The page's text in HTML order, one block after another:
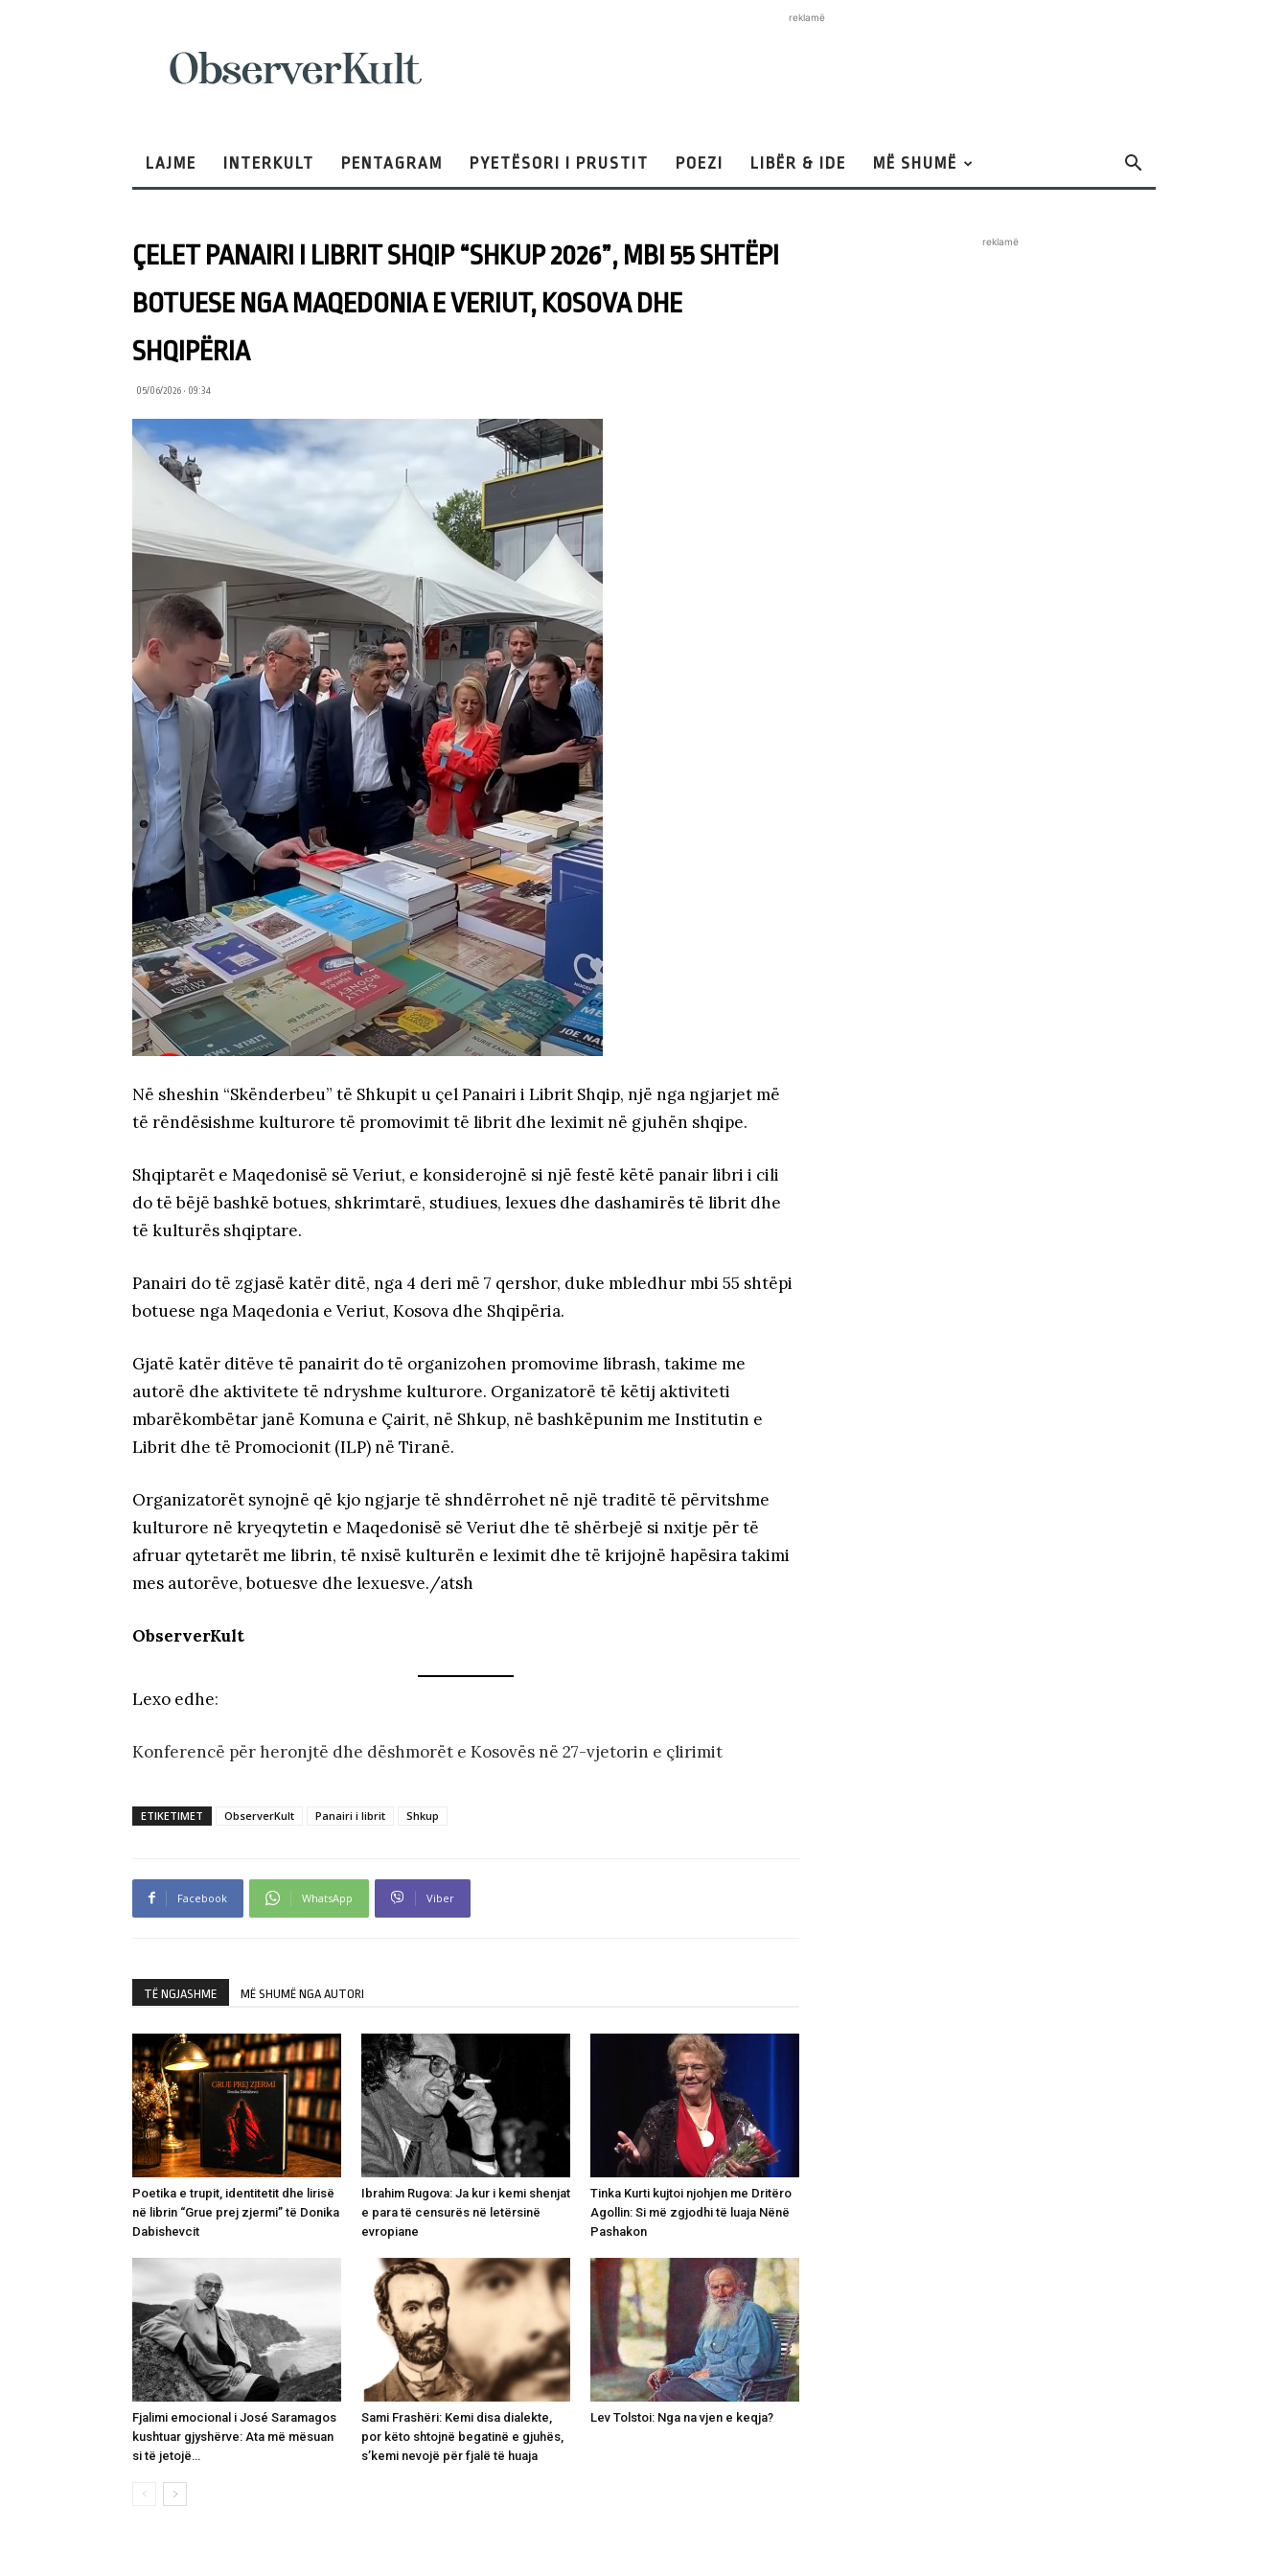
reklamë
LAJME INTERKULT PENTAGRAM PYETËSORI I PRUSTIT POEZI LIBËR & IDE MË SHUMË
ÇELET PANAIRI I LIBRIT SHQIP “SHKUP 2026”, MBI 55 SHTËPI
BOTUESE NGA MAQEDONIA E VERIUT, KOSOVA DHE
SHQIPËRIA
05/06/2026 • 09:34
Në sheshin “Skënderbeu” të Shkupit u çel Panairi i Librit Shqip, një nga ngjarjet më
të rëndësishme kulturore të promovimit të librit dhe leximit në gjuhën shqipe.
Shqiptarët e Maqedonisë së Veriut, e konsiderojnë si një festë këtë panair libri i cili
do të bëjë bashkë botues, shkrimtarë, studiues, lexues dhe dashamirës të librit dhe
të kulturës shqiptare.
Panairi do të zgjasë katër ditë, nga 4 deri më 7 qershor, duke mbledhur mbi 55 shtëpi
botuese nga Maqedonia e Veriut, Kosova dhe Shqipëria.
Gjatë katër ditëve të panairit do të organizohen promovime librash, takime me
autorë dhe aktivitete të ndryshme kulturore. Organizatorë të këtij aktiviteti
mbarëkombëtar janë Komuna e Çairit, në Shkup, në bashkëpunim me Institutin e
Librit dhe të Promocionit (ILP) në Tiranë.
Organizatorët synojnë që kjo ngjarje të shndërrohet në një traditë të përvitshme
kulturore në kryeqytetin e Maqedonisë së Veriut dhe të shërbejë si nxitje për të
afruar qytetarët me librin, të nxisë kulturën e leximit dhe të krijojnë hapësira takimi
mes autorëve, botuesve dhe lexuesve./atsh
ObserverKult
Lexo edhe:
Konferencë për heronjtë dhe dëshmorët e Kosovës në 27-vjetorin e çlirimit
ETIKETIMET ObserverKult Panairi i librit Shkup
Facebook WhatsApp Viber
TË NGJASHME MË SHUMË NGA AUTORI
Poetika e trupit, identitetit dhe lirisë
në librin “Grue prej zjermi” të Donika
Dabishevcit
Ibrahim Rugova: Ja kur i kemi shenjat
e para të censurës në letërsinë
evropiane
Tinka Kurti kujtoi njohjen me Dritëro
Agollin: Si më zgjodhi të luaja Nënë
Pashakon
Fjalimi emocional i José Saramagos
kushtuar gjyshërve: Ata më mësuan
si të jetojë…
Sami Frashëri: Kemi disa dialekte,
por këto shtojnë begatinë e gjuhës,
s’kemi nevojë për fjalë të huaja
Lev Tolstoi: Nga na vjen e keqja?
reklamë